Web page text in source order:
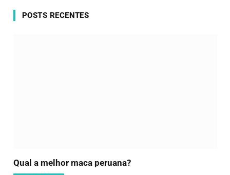
POSTS RECENTES
Qual a melhor maca peruana?